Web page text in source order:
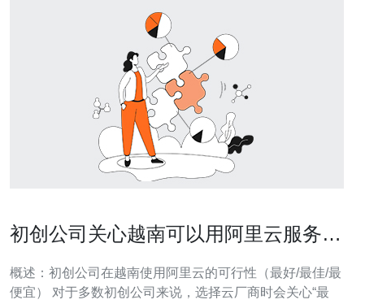
初创公司关心越南可以用阿里云服务器
概述：初创公司在越南使用阿里云的可行性（最好/最佳/最
便宜） 对于多数初创公司来说，选择云厂商时会关心“最